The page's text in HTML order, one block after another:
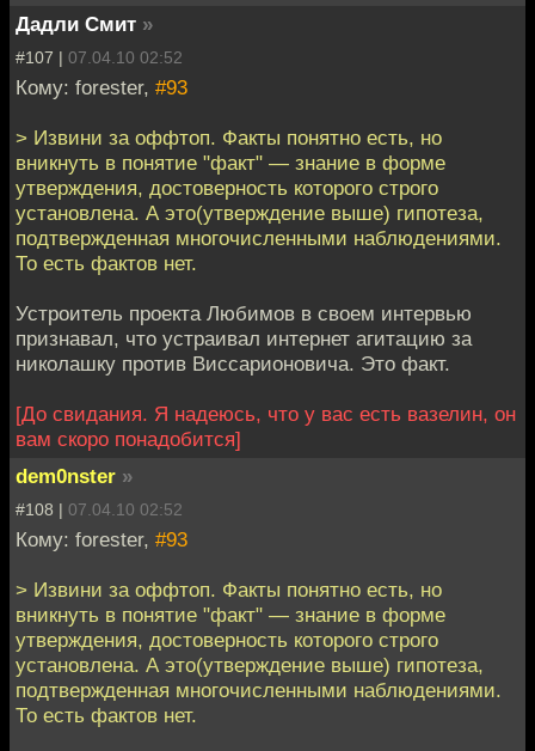
Дадли Смит »
#107 | 07.04.10 02:52
Кому: forester, #93
> Извини за оффтоп. Факты понятно есть, но
вникнуть в понятие "факт" — знание в форме
утверждения, достоверность которого строго
установлена. А это(утверждение выше) гипотеза,
подтвержденная многочисленными наблюдениями.
То есть фактов нет.
Устроитель проекта Любимов в своем интервью
признавал, что устраивал интернет агитацию за
николашку против Виссарионовича. Это факт.
[До свидания. Я надеюсь, что у вас есть вазелин, он
вам скоро понадобится]
dem0nster »
#108 | 07.04.10 02:52
Кому: forester, #93
> Извини за оффтоп. Факты понятно есть, но
вникнуть в понятие "факт" — знание в форме
утверждения, достоверность которого строго
установлена. А это(утверждение выше) гипотеза,
подтвержденная многочисленными наблюдениями.
То есть фактов нет.